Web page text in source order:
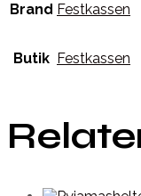
Brand Festkassen
Butik Festkassen